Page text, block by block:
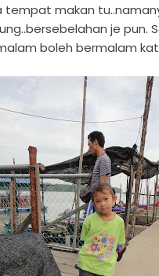
tempat makan
je pun.
boleh bermalam kat